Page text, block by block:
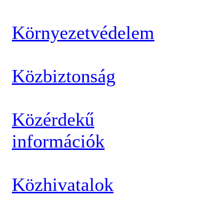
Környezetvédelem
Közbiztonság
Közérdekű
információk
Közhivatalok